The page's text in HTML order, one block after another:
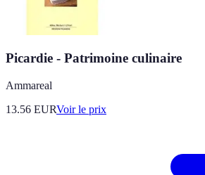
Picardie - Patrimoine culinaire
Ammareal
13.56 EURVoir le prix